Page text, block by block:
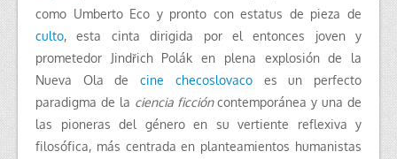
como Umberto Eco y pronto con estatus de pieza de
culto, esta cinta dirigida por el entonces joven y
prometedor Jindřich Polák en plena explosión de la
Nueva Ola decine checoslovacoes un perfecto
paradigma de la ciencia ficcióncontemporánea y una de
las pioneras del género en su vertiente reflexiva y
filosófica, más centrada en planteamientos humanistas